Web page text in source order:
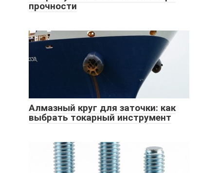
прочности
Алмазный круг для заточки: как
выбрать токарный инструмент